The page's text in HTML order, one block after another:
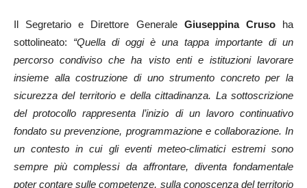
Il Segretario e Direttore Generale Giuseppina Crusoha
sottolineato: “Quella di oggi è una tappa importante di un
percorso condiviso che ha visto enti e istituzioni lavorare
insieme alla costruzione di uno strumento concreto per la
sicurezza del territorio e della cittadinanza. La sottoscrizione
del protocollo rappresenta l’inizio di un lavoro continuativo
fondato su prevenzione, programmazione e collaborazione. In
un contesto in cui gli eventi meteo-climatici estremi sono
sempre più complessi da affrontare, diventa fondamentale
poter contare sulle competenze, sulla conoscenza del territorio